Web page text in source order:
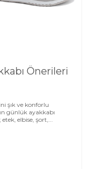
Önerileri
şık ve konforlu
günlük ayakkabı
elbise, şort,...